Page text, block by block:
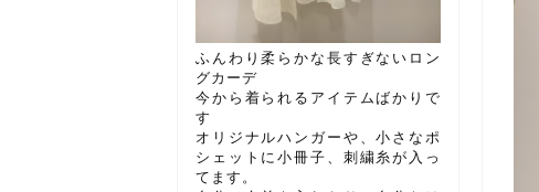
ふんわり柔らかな長すぎないロン
グカーデ
今から着られるアイテムばかりで
す
オリジナルハンガーや、小さなポ
シェットに小冊子、刺繍糸が入っ
てます。